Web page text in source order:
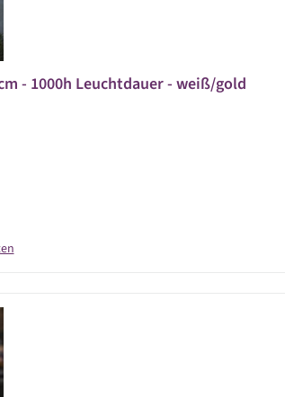
- 1000h Leuchtdauer - weiß/gold